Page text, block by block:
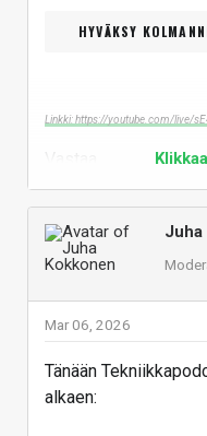
HYVÄKSY
Linkki: https://youtube.com/live/
Juha
Mar 06, 2026
Tänään
alkaen: